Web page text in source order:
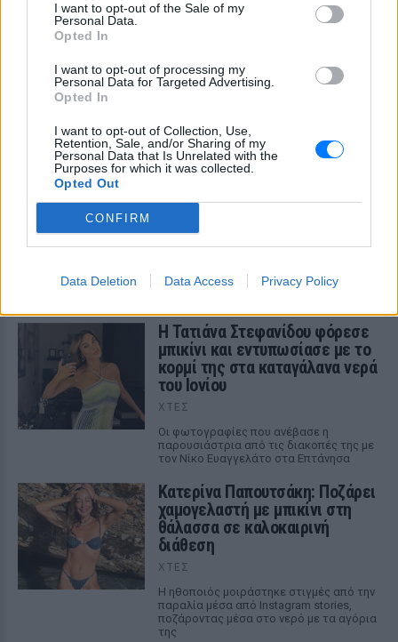
I want to opt-out of the Sale of my
Personal Data.
Opted In
I want to opt-out of processing my
Personal Data for Targeted Advertising.
Opted In
I want to opt-out of Collection, Use,
Retention, Sale, and/or Sharing of my
Personal Data that Is Unrelated with the
Purposes for which it was collected.
Opted Out
CONFIRM
Data Deletion Data Access Privacy Policy
story στο Instagram για να διαψεύσει όσα
κυκλοφορούν για την ερωτική της ζωή
Το μαροκινό χωριό που έγινε Τροία για τον
Nolan, Yunkai για το Game of Thrones και
σκηνικό για το βίντεο κλιπ ... της Βανδή
ΧΤΕΣ
Η Τατιάνα Στεφανίδου φόρεσε
μπικίνι και εντυπωσίασε με το
κορμί της στα καταγάλανα νερά
του Ιονίου
ΧΤΕΣ
Οι φωτογραφίες που ανέβασε η
παρουσιάστρια από τις διακοπές της με
τον Νίκο Ευαγγελάτο στα Επτάνησα
Κατερίνα Παπουτσάκη: Ποζάρει
χαμογελαστή με μπικίνι στη
θάλασσα σε καλοκαιρινή
διάθεση
ΧΤΕΣ
Η ηθοποιός μοιράστηκε στιγμές από την
παραλία μέσα από Instagram stories,
ποζάροντας μέσα στο νερό με τα αγόρια
της